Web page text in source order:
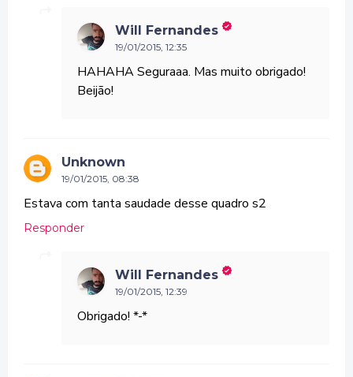
Will Fernandes
19/01/2015, 12:35
HAHAHA Seguraaa. Mas muito obrigado!
Beijão!
Unknown
19/01/2015, 08:38
Estava com tanta saudade desse quadro s2
Responder
Will Fernandes
19/01/2015, 12:39
Obrigado! *-*